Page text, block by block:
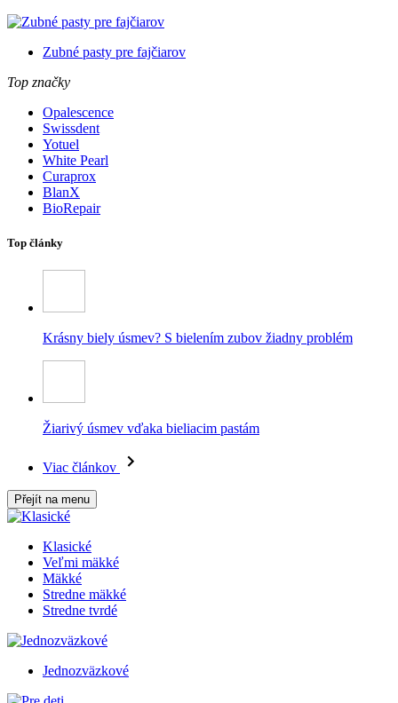
Zubné pasty pre fajčiarov
Top značky
Opalescence
Swissdent
Yotuel
White Pearl
Curaprox
BlanX
BioRepair
Top články
Krásny biely úsmev? S bielením zubov žiadny problém
Žiarivý úsmev vďaka bieliacim pastám
Viac článkov
Přejít na menu
Klasické
Veľmi mäkké
Mäkké
Stredne mäkké
Stredne tvrdé
Jednozväzkové